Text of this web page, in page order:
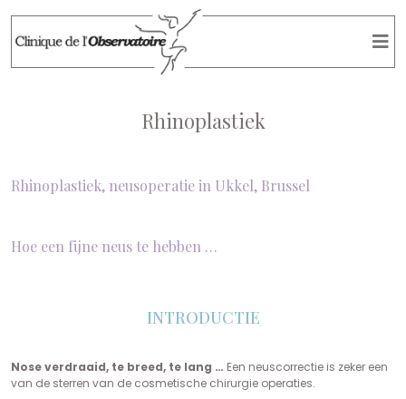
Rhinoplastiek
Rhinoplastiek, neusoperatie in Ukkel, Brussel
Hoe een fijne neus te hebben …
INTRODUCTIE
Nose verdraaid, te breed, te lang … Een neuscorrectie is zeker een
van de sterren van de cosmetische chirurgie operaties.